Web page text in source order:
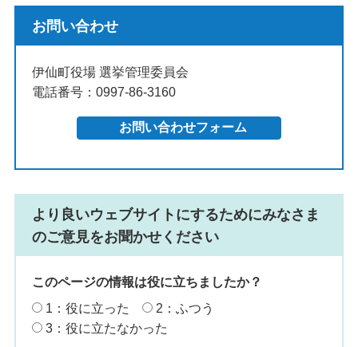
お問い合わせ
伊仙町役場 選挙管理委員会
電話番号：0997-86-3160
より良いウェブサイトにするためにみなさま
のご意見をお聞かせください
このページの情報は役に立ちましたか？
1：役に立った
2：ふつう
3：役に立たなかった